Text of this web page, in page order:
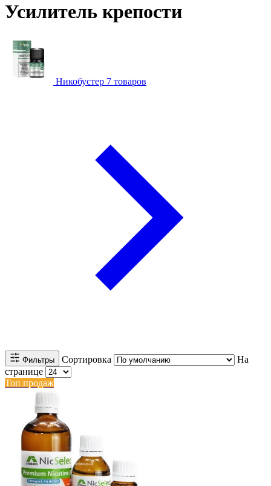
Усилитель крепости
Никобустер 7 товаров
Фильтры Сортировка
На
странице
Топ продаж